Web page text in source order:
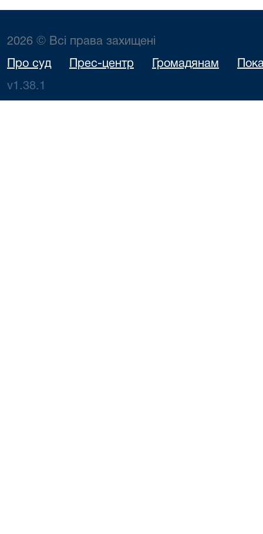
2026 © Всі права захищені
Про суд Прес-центр Громадянам
v1.38.1